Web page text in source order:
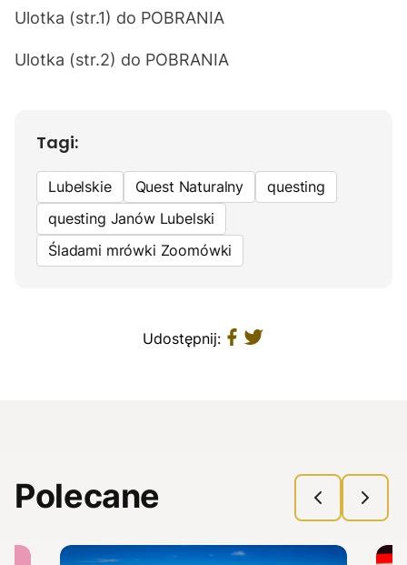
Ulotka (str.1) do POBRANIA
Ulotka (str.2) do POBRANIA
Tagi:
Lubelskie Quest Naturalny
questing
questing Janów Lubelski
Śladami mrówki Zoomówki
Udostępnij:
Polecane